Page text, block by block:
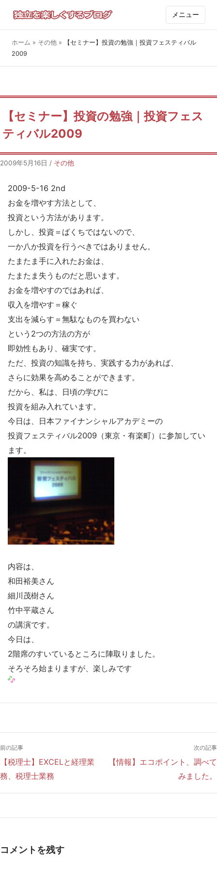
メニュー
ホーム » その他 »
【セミナー】投資の勉強｜投資フェスティバル
2009
【セミナー】投資の勉強｜投資フェス
ティバル2009
2009年5月16日 / その他
2009-5-16 2nd
お金を増やす方法として、
投資という方法があります。
しかし、投資＝ばくちではないので、
一か八か投資を行うべきではありません。
たまたま手に入れたお金は、
たまたま失うものだと思います。
お金を増やすのではあれば、
収入を増やす＝稼ぐ
支出を減らす＝無駄なものを買わない
という2つの方法の方が
即効性もあり、確実です。
ただ、投資の知識を持ち、実践する力があれば、
さらに効果を高めることができます。
だから、私は、日頃の学びに
投資を組み入れています。
今日は、日本ファイナンシャルアカデミーの
投資フェスティバル2009（東京・有楽町）に参加してい
ます。
内容は、
和田裕美さん
細川茂樹さん
竹中平蔵さん
の講演です。
今日は、
2階席のすいているところに陣取りました。
そろそろ始まりますが、楽しみです
前の記事
【税理士】EXCELと経理業
務、税理士業務
次の記事
【情報】エコポイント、調べて
みました。
コメントを残す